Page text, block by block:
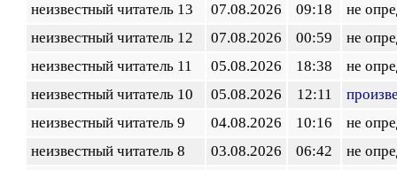
неизвестный читатель 13
07.08.2026 09:18
не
неизвестный читатель 12
07.08.2026 00:59
не
неизвестный читатель 11
05.08.2026 18:38
не
неизвестный читатель 10
05.08.2026 12:11
неизвестный читатель 9
04.08.2026 10:16
не
неизвестный читатель 8
03.08.2026 06:42
не